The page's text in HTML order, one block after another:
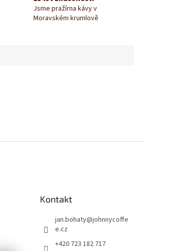
Jsme pražírna kávy v
Moravském krumlově
Kontakt
jan.bohaty@johnnycoffe
e.cz
+420 723 182 717